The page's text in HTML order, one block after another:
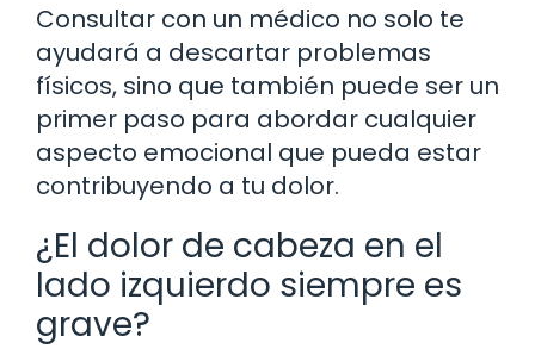
Consultar con un médico no solo te
ayudará a descartar problemas
físicos, sino que también puede ser un
primer paso para abordar cualquier
aspecto emocional que pueda estar
contribuyendo a tu dolor.
¿El dolor de cabeza en el
lado izquierdo siempre es
grave?